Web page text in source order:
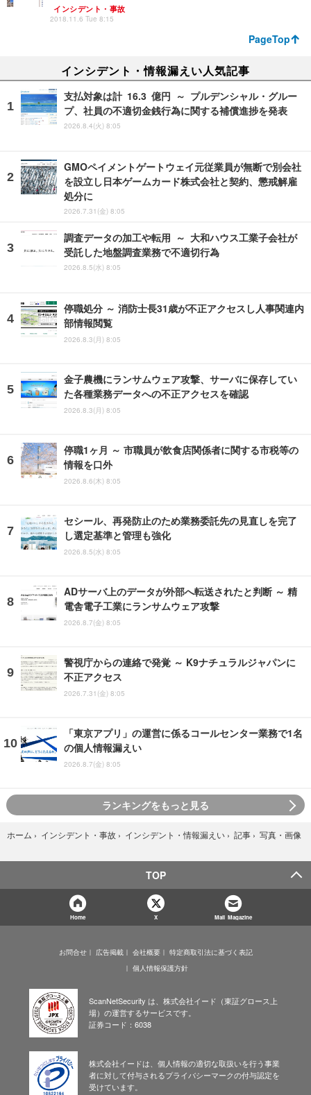
インシデント・事故
2018.11.6 Tue 8:15
PageTop
インシデント・情報漏えい人気記事
支払対象は計 16.3 億円 ～ プルデンシャル・グルー
プ、社員の不適切金銭行為に関する補償進捗を発表
2026.8.4(火) 8:05
GMOペイメントゲートウェイ元従業員が無断で別会社
を設立し日本ゲームカード株式会社と契約、懲戒解雇
処分に
2026.7.31(金) 8:05
調査データの加工や転用 ～ 大和ハウス工業子会社が
受託した地盤調査業務で不適切行為
2026.8.5(水) 8:05
停職処分 ～ 消防士長31歳が不正アクセスし人事関連内
部情報閲覧
2026.8.3(月) 8:05
金子農機にランサムウェア攻撃、サーバに保存してい
た各種業務データへの不正アクセスを確認
2026.8.3(月) 8:05
停職1ヶ月 ～ 市職員が飲食店関係者に関する市税等の
情報を口外
2026.8.6(木) 8:05
セシール、再発防止のため業務委託先の見直しを完了
し選定基準と管理も強化
2026.8.5(水) 8:05
ADサーバ上のデータが外部へ転送されたと判断 ～ 精
電舎電子工業にランサムウェア攻撃
2026.8.7(金) 8:05
警視庁からの連絡で発覚 ～ K9ナチュラルジャパンに
不正アクセス
2026.7.31(金) 8:05
「東京アプリ」の運営に係るコールセンター業務で1名
の個人情報漏えい
2026.8.7(金) 8:05
ランキングをもっと見る
ホーム › インシデント・事故 › インシデント・情報漏えい › 記事 › 写真・画像
TOP
Home X Mail Magazine
お問合せ 広告掲載 会社概要
特定商取引法に基づく表記
個人情報保護方針
ScanNetSecurity は、株式会社イード（東証グロース上
場）の運営するサービスです。
証券コード：6038
株式会社イードは、個人情報の適切な取扱いを行う事業
者に対して付与されるプライバシーマークの付与認定を
受けています。